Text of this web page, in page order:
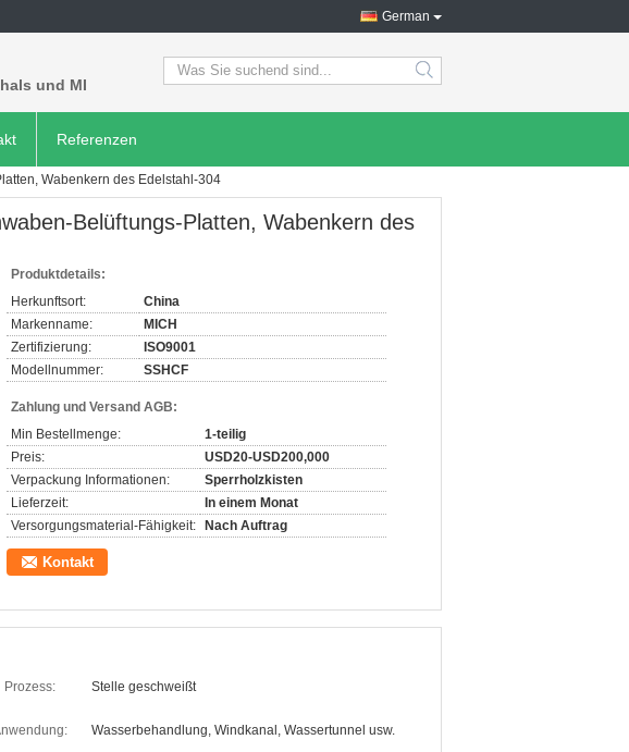
German
und MI search
Referenzen
Wabenkern des Edelstahl-304
Belüftungs-Platten, Wabenkern des
Produktdetails:
Herkunftsort:
China
Markenname:
MICH
Zertifizierung:
ISO9001
Modellnummer:
SSHCF
Zahlung und Versand AGB:
Min Bestellmenge:
1-teilig
Preis:
USD20-USD200,000
Verpackung Informationen:
Sperrholzkisten
Lieferzeit:
In einem Monat
Versorgungsmaterial-Fähigkeit:
Nach Auftrag
Kontakt
Prozess: Stelle geschweißt
Wasserbehandlung, Windkanal, Wassertunnel usw.